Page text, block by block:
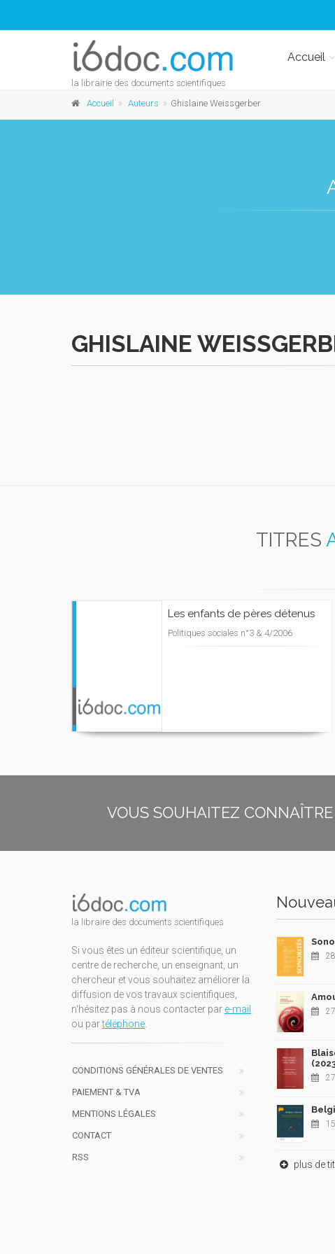
la librairie des documents scientifiques
Accueil
Accueil Auteurs Ghislaine Weissgerber
GHISLAINE
TITRES
Les enfants de pères détenus
Politiques sociales n°3 & 4/2006
VOUS SOUHAITEZ
la libraire des documents scientifiques
Si vous êtes un éditeur scientifique, un
centre de recherche, un enseignant, un
chercheur et vous souhaitez améliorer la
diffusion de vos travaux scientifiques,
n'hésitez pas à nous contacter par e-mail
ou partéléphone.
CONDITIONS GÉNÉRALES DE VENTES
PAIEMENT & TVA
MENTIONS LÉGALES
CONTACT
RSS
plus de